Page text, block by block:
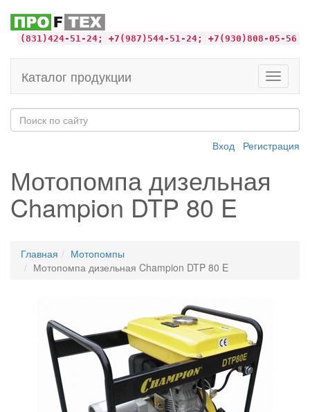
(831)424-51-24; +7(987)544-51-24; +7(930)808-05-56
Toggle
Каталог продукции
Вход Регистрация
Мотопомпа дизельная
Champion DTP 80 E
Главная
Мотопомпы
Мотопомпа дизельная Champion DTP 80 E